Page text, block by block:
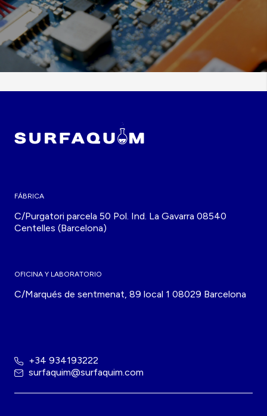
FÁBRICA
C/Purgatori parcela 50 Pol. Ind. La Gavarra 08540
Centelles (Barcelona)
OFICINA Y LABORATORIO
C/Marqués de sentmenat, 89 local 1 08029 Barcelona
+34 934193222
surfaquim@surfaquim.com